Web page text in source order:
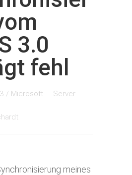
3.0
fehl
/ Microsoft Server
meines